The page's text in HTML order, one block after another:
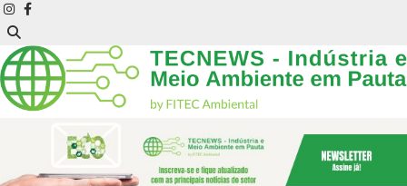
Skip
to
content
instagram
facebook